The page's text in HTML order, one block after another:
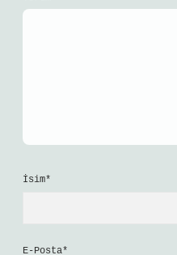
İsim*
E-Posta*